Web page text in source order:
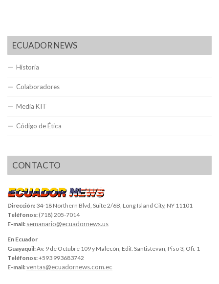
ECUADOR NEWS
Historia
Colaboradores
Media KIT
Código de Ética
CONTACTO
Dirección: 34-18 Northern Blvd, Suite 2/6B, Long Island City, NY 11101
Teléfonos: (718) 205-7014
E-mail: semanario@ecuadornews.us
En Ecuador
Guayaquil:Av. 9 de Octubre 109 y Malecón, Edif. Santistevan, Piso 3, Ofi. 1
Teléfonos:+593 993683742
E-mail:ventas@ecuadornews.com.ec